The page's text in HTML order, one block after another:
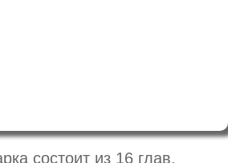
состоит из 16 глав.